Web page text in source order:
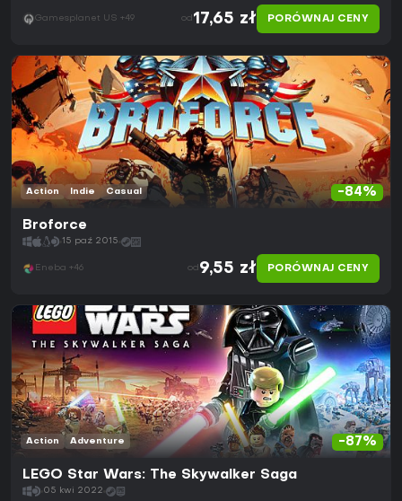
Gamesplanet US +49 od 17,65 zł PORÓWNAJ CENY
-84%
Action Indie Casual
Broforce
15 paź 2015
Eneba +46 od 9,55 zł PORÓWNAJ CENY
-87%
Action Adventure
LEGO Star Wars: The Skywalker Saga
05 kwi 2022